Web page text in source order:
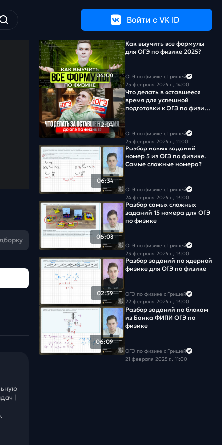
Войти c VK ID
|
04:00
Как выучить все формулы
для ОГЭ по физике 2025?
ОГЭ по физике с Гришей
25 февраля 2025 г., 14:00
12:04
Что делать в оставшееся
время для успешной
подготовки к ОГЭ по физике
ОГЭ по физике с Гришей
25 февраля 2025 г., 11:00
06:34
Разбор новых заданий
номер 5 из ОГЭ по физике.
Самые сложные номера?
ОГЭ по физике с Гришей
24 февраля 2025 г., 13:00
06:08
Разбор самых сложных
заданий 15 номера для ОГЭ
по физике
ОГЭ по физике с Гришей
23 февраля 2025 г., 13:00
02:59
Разбор заданий по ядерной
физике для ОГЭ по физике
ОГЭ по физике с Гришей
22 февраля 2025 г., 13:00
06:09
Разбор заданий по блокам
из Банка ФИПИ ОГЭ по
физике
ОГЭ по физике с Гришей
21 февраля 2025 г., 11:00